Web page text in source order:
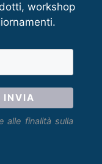
workshop
alle finalità sulla